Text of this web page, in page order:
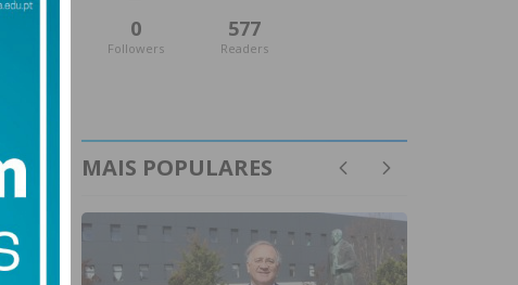
0
Followers
577
Readers
MAIS POPULARES